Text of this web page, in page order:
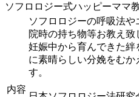
ソフロロジー式ハッピーママ
内容
ソフロロジーの呼吸法
院時の持ち物等お教え致
妊娠中から育んできた
に素晴らしい分娩をむか
す。